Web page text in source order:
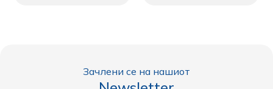
Зачлени се на нашиот